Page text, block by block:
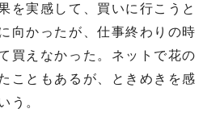
を実感して、買いに行こうと
向かったが、仕事終わりの時
買えなかった。ネットで花の
こともあるが、ときめきを感
う。